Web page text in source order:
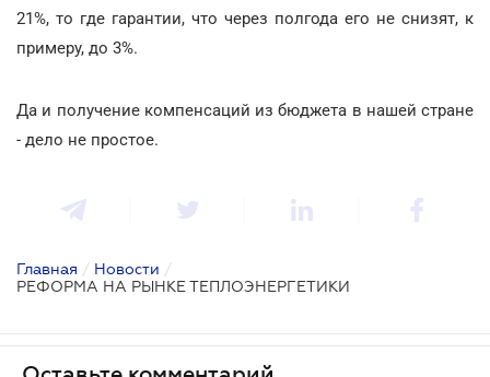
21%, то где гарантии, что через полгода его не снизят, к
примеру, до 3%.
Да и получение компенсаций из бюджета в нашей стране
- дело не простое.
Главная / Новости /
РЕФОРМА НА РЫНКЕ ТЕПЛОЭНЕРГЕТИКИ